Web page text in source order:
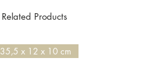
Related Products
35,5 x 12 x 10 cm